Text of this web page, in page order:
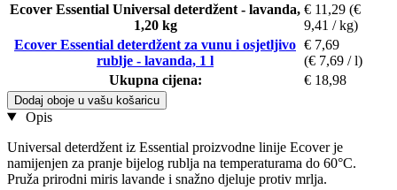
Ecover Essential Universal deterdžent - lavanda,
1,20 kg
€ 11,29 (€
9,41 / kg)
Ecover Essential deterdžent za vunu i osjetljivo
rublje - lavanda, 1 l
€ 7,69
(€ 7,69 / l)
Ukupna cijena:
€ 18,98
Dodaj oboje u vašu košaricu
Opis
Universal deterdžent iz Essential proizvodne linije Ecover je
namijenjen za pranje bijelog rublja na temperaturama do 60°C.
Pruža prirodni miris lavande i snažno djeluje protiv mrlja.